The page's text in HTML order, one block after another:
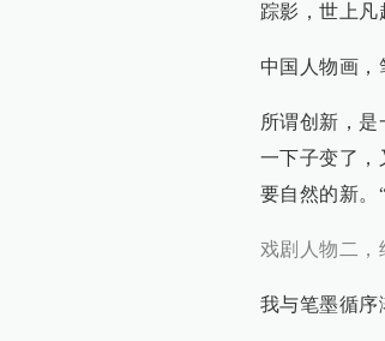
踪影，世上凡
中国人物画，
所谓创新，
一下子变了，
要自然的新。
戏剧人物二，
我与笔墨循序